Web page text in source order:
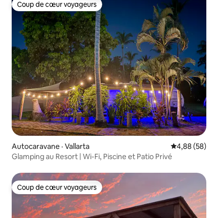
Coup de cœur voyageurs
Coup de cœur voyageurs
Autocaravane · Vallarta Note
4,88 (58)
Glamping au Resort | Wi-Fi, Piscine et Patio Privé
Coup de cœur voyageurs
Coup de cœur voyageurs